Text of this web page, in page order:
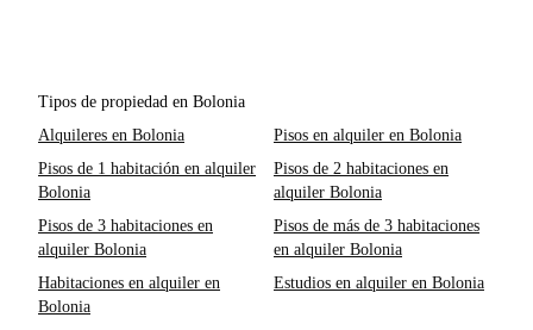
Tipos de propiedad en Bolonia
Alquileres en Bolonia
Pisos en alquiler en Bolonia
Pisos de 1 habitación en alquiler
Bolonia
Pisos de 2 habitaciones en
alquiler Bolonia
Pisos de 3 habitaciones en
alquiler Bolonia
Pisos de más de 3 habitaciones
en alquiler Bolonia
Habitaciones en alquiler en
Bolonia
Estudios en alquiler en Bolonia